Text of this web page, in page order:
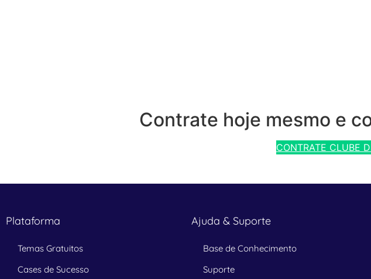
Contrate hoje mesmo e
CONTRATE CLUBE
Plataforma
Temas Gratuitos
Cases de Sucesso
Ajuda & Suporte
Base de Conhecimento
Suporte